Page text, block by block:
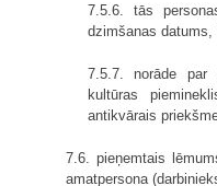
7.5.6. tās
dzimšanas
7.5.7. norāde par
kultūras
antikvārais
7.6. pieņemtais
amatpersona